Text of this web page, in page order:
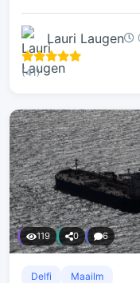
Lauri Laugen
(41)
119 0 6
Delfi Maailm